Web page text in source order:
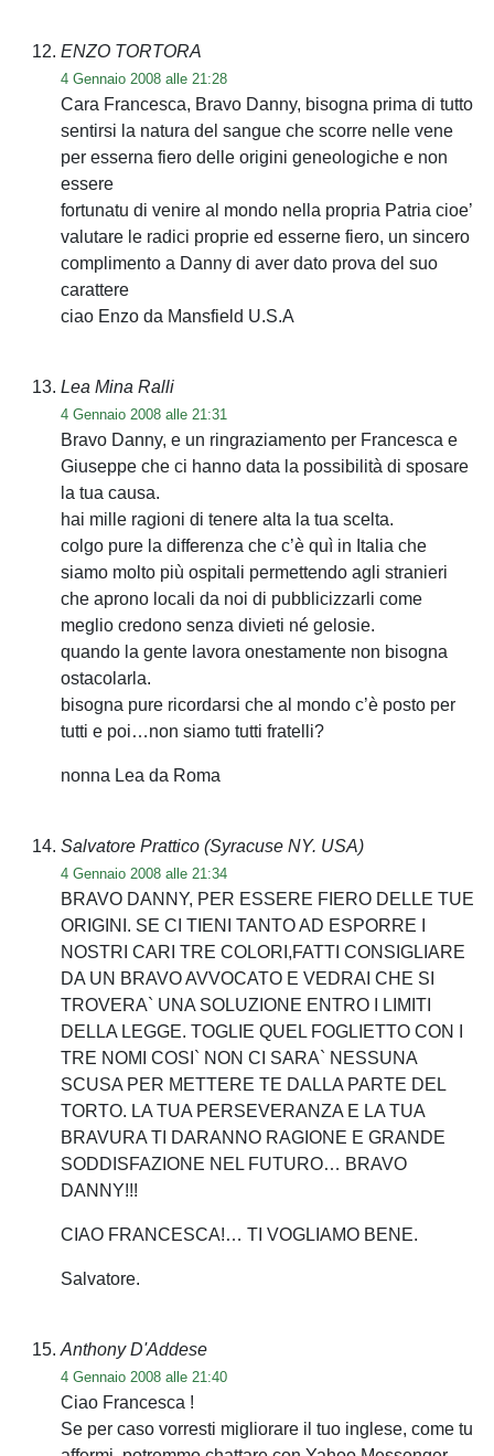
ENZO TORTORA
4 Gennaio 2008 alle 21:28
Cara Francesca, Bravo Danny, bisogna prima di tutto
sentirsi la natura del sangue che scorre nelle vene
per esserna fiero delle origini geneologiche e non
essere
fortunatu di venire al mondo nella propria Patria cioe’
valutare le radici proprie ed esserne fiero, un sincero
complimento a Danny di aver dato prova del suo
carattere
ciao Enzo da Mansfield U.S.A
Lea Mina Ralli
4 Gennaio 2008 alle 21:31
Bravo Danny, e un ringraziamento per Francesca e
Giuseppe che ci hanno data la possibilità di sposare
la tua causa.
hai mille ragioni di tenere alta la tua scelta.
colgo pure la differenza che c’è quì in Italia che
siamo molto più ospitali permettendo agli stranieri
che aprono locali da noi di pubblicizzarli come
meglio credono senza divieti né gelosie.
quando la gente lavora onestamente non bisogna
ostacolarla.
bisogna pure ricordarsi che al mondo c’è posto per
tutti e poi…non siamo tutti fratelli?
nonna Lea da Roma
Salvatore Prattico (Syracuse NY. USA)
4 Gennaio 2008 alle 21:34
BRAVO DANNY, PER ESSERE FIERO DELLE TUE
ORIGINI. SE CI TIENI TANTO AD ESPORRE I
NOSTRI CARI TRE COLORI,FATTI CONSIGLIARE
DA UN BRAVO AVVOCATO E VEDRAI CHE SI
TROVERA` UNA SOLUZIONE ENTRO I LIMITI
DELLA LEGGE. TOGLIE QUEL FOGLIETTO CON I
TRE NOMI COSI` NON CI SARA` NESSUNA
SCUSA PER METTERE TE DALLA PARTE DEL
TORTO. LA TUA PERSEVERANZA E LA TUA
BRAVURA TI DARANNO RAGIONE E GRANDE
SODDISFAZIONE NEL FUTURO… BRAVO
DANNY!!!
CIAO FRANCESCA!… TI VOGLIAMO BENE.
Salvatore.
Anthony D'Addese
4 Gennaio 2008 alle 21:40
Ciao Francesca !
Se per caso vorresti migliorare il tuo inglese, come tu